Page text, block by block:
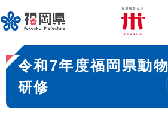
ー
ジ
先
頭
。
メニューを飛ばして本
本
文
令和7年度福岡県動
研修